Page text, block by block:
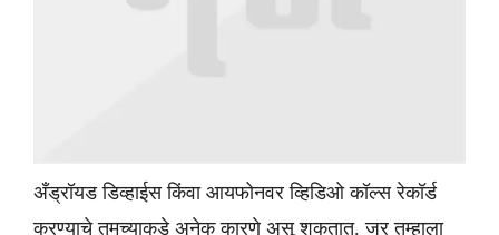
अँड्रॉयड डिव्हाईस किंवा आयफोनवर व्हिडिओ कॉल्स रेकॉर्ड
करण्याचे तुमच्याकडे अनेक कारणे असू शकतात. जर तुम्हाला